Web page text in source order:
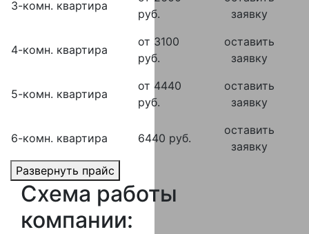
3-комн. квартира
руб.
заявку
4-комн. квартира
от 3100
руб.
оставить
заявку
5-комн. квартира
от 4440
руб.
оставить
заявку
6-комн. квартира 6440 руб.
оставить
заявку
Развернуть прайс
Схема работы
компании: